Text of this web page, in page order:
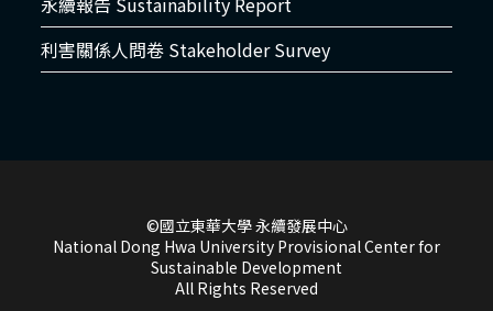
利害關係人問卷 Stakeholder Survey
©國立東華大學 永續發展中心
National Dong Hwa University Provisional Center for
Sustainable Development
All Rights Reserved